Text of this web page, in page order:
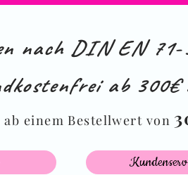
nach DIN EN 71-
ab
ab einem Bestellwert von